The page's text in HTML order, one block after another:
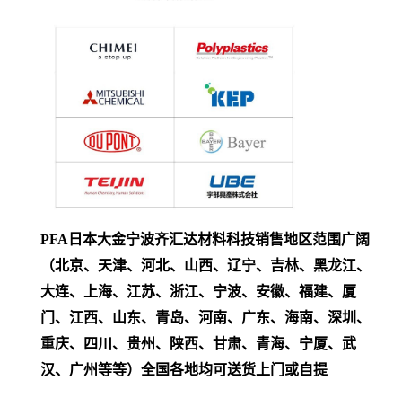
PFA日本大金宁波齐汇达材料科技销售地区范围广阔
（北京、天津、河北、山西、辽宁、吉林、黑龙江、
大连、上海、江苏、浙江、宁波、安徽、福建、厦
门、江西、山东、青岛、河南、广东、海南、深圳、
重庆、四川、贵州、陕西、甘肃、青海、宁厦、武
汉、广州等等）全国各地均可送货上门或自提